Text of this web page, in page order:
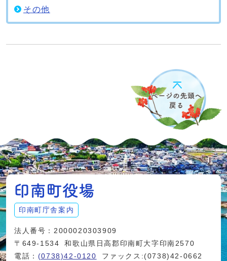
その他
印南町庁舎案内
法人番号：2000020303909
〒649-1534
和歌山県日高郡印南町大字印南2570
電話： (0738)42-0120
ファックス:(0738)42-0662